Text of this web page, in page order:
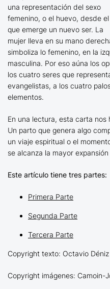
una representación del sexo
femenino, o el huevo, desde el
que emerge un nuevo ser. La
mujer lleva en su mano
simboliza lo femenino, en la
masculina. Por eso aúna los
los cuatro seres que
evangelistas, a los cuatro
elementos.
En una lectura, esta carta nos
Un parto que genera algo
un viaje espiritual o el
se alcanza la mayor
Este artículo tiene tres partes:
Primera Parte
Segunda Parte
Tercera Parte
Copyright texto: Octavio Déniz
Copyright imágenes: Camoin-